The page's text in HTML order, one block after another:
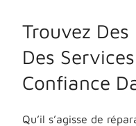
Trouvez
Des
Confiance
Qu’il s’agisse de